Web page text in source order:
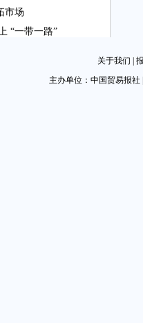
市场
“一带一路”
关于我们
主办单位：中国贸易报